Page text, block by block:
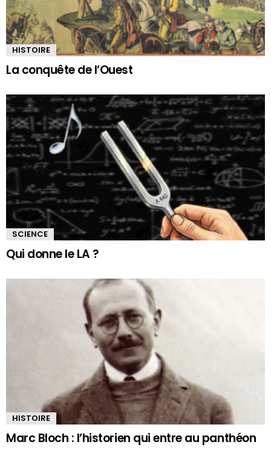
HISTOIRE
La conquête de l’Ouest
SCIENCE
Qui donne le LA ?
HISTOIRE
Marc Bloch : l’historien qui entre au panthéon